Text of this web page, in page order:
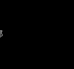
郎